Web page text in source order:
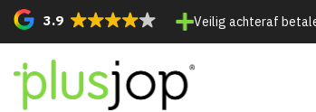
3.9 Veilig achteraf